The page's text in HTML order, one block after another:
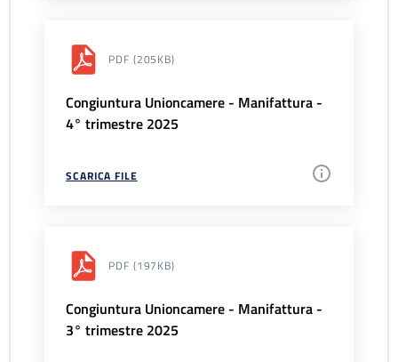
PDF (205KB)
Congiuntura Unioncamere - Manifattura -
4° trimestre 2025
SCARICA FILE
PDF (197KB)
Congiuntura Unioncamere - Manifattura -
3° trimestre 2025